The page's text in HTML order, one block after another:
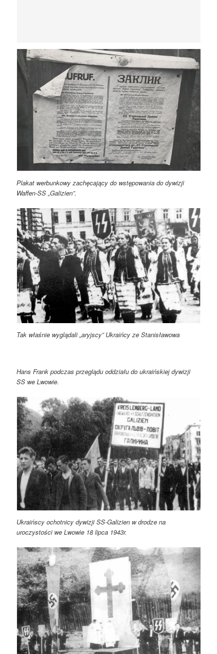
Plakat werbunkowy zachęcający do wstępowania do dywizji
Waffen-SS „Galizien”.
Tak właśnie wyglądali „aryjscy” Ukraińcy ze Stanisławowa
Hans Frank podczas przeglądu oddziału do ukraińskiej dywizji
SS we Lwowie.
Ukraińscy ochotnicy dywizji SS-Galizien w drodze na
uroczystości we Lwowie 18 lipca 1943r.